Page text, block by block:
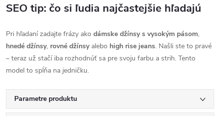
SEO tip: čo si ľudia najčastejšie hľadajú
Pri hľadaní zadajte frázy ako dámske džínsy s vysokým pásom,
hnedé džínsy, rovné džínsyalebo high rise jeans. Našli ste to pravé
– teraz už stačí iba rozhodnúť sa pre svoju farbu a strih. Tento
model to spĺňa na jedničku.
Parametre produktu